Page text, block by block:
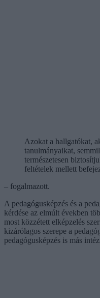
Azokat a hallgatókat,
tanulmányaikat,
természetesen
feltételek mellett
– fogalmazott.
A pedagógusképzés és a
kérdése az elmúlt években
most közzétett elképzelés
kizárólagos szerepe a
pedagógusképzés is más